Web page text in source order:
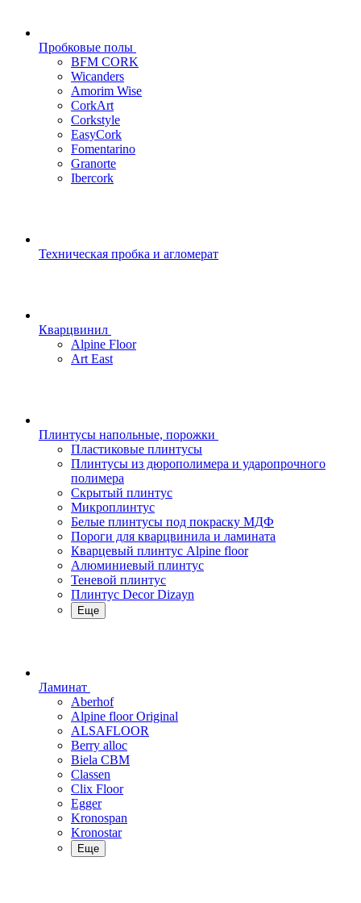
Пробковые полы
BFM CORK
Wicanders
Amorim Wise
CorkArt
Corkstyle
EasyCork
Fomentarino
Granorte
Ibercork
Техническая пробка и агломерат
Кварцвинил
Alpine Floor
Art East
Плинтусы напольные, порожки
Пластиковые плинтусы
Плинтусы из дюрополимера и ударопрочного
полимера
Скрытый плинтус
Микроплинтус
Белые плинтусы под покраску МДФ
Пороги для кварцвинила и ламината
Кварцевый плинтус Alpine floor
Алюминиевый плинтус
Теневой плинтус
Плинтус Decor Dizayn
Еще
Ламинат
Aberhof
Alpine floor Original
ALSAFLOOR
Berry alloc
Biela CBM
Classen
Clix Floor
Egger
Kronospan
Kronostar
Еще